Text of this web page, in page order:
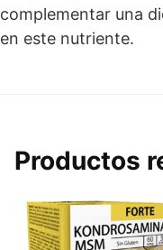
complementar una
en este nutriente.
Productos